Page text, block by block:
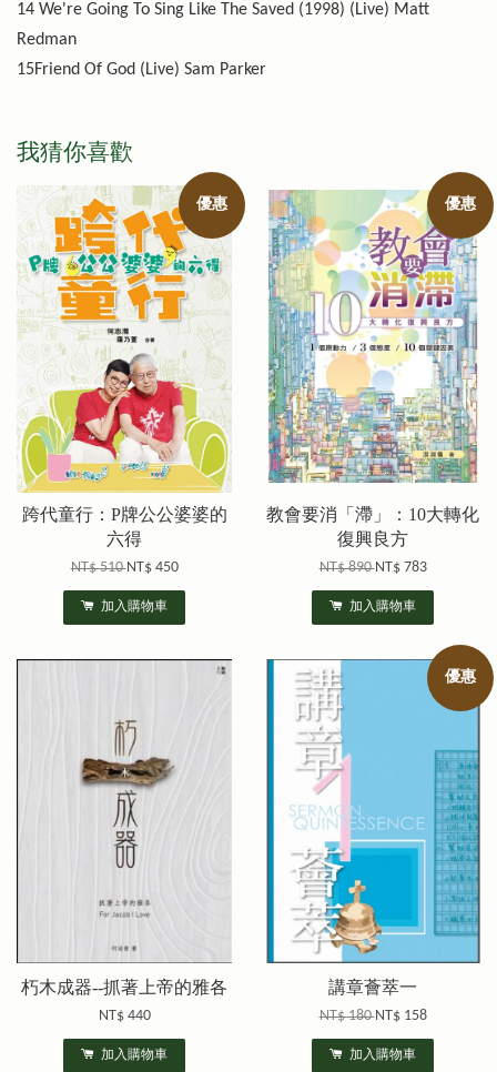
14 We're Going To Sing Like The Saved (1998) (Live) Matt
Redman
15Friend Of God (Live) Sam Parker
我猜你喜歡
優惠
跨代童行：P牌公公婆婆的
六得
NT$ 510NT$ 450
加入購物車
優惠
教會要消「滯」：10大轉化
復興良方
NT$ 890NT$ 783
加入購物車
朽木成器--抓著上帝的雅各
NT$ 440
加入購物車
優惠
講章薈萃一
NT$ 180NT$ 158
加入購物車